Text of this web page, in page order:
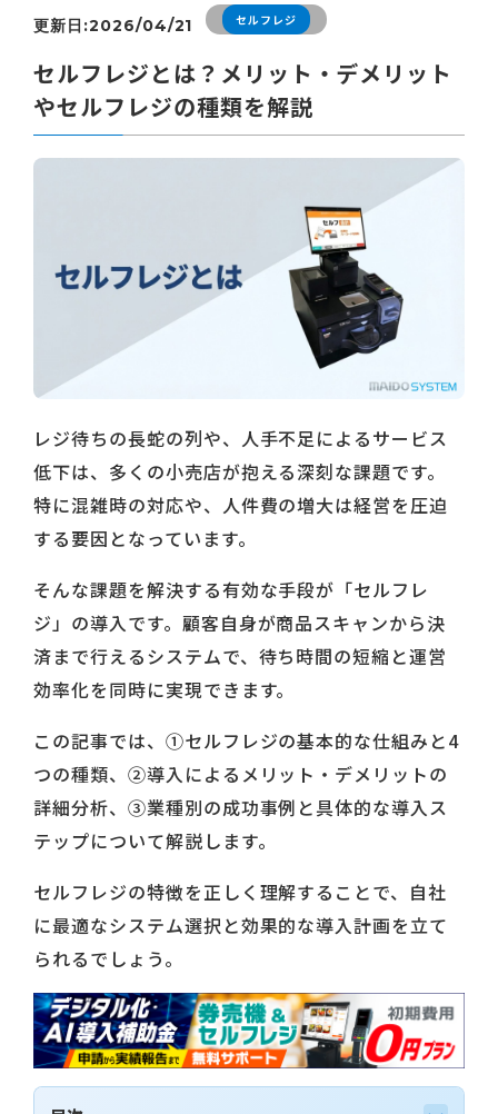
更新日:2026/04/21 セルフレジ
セルフレジとは？メリット・デメリット
やセルフレジの種類を解説
レジ待ちの長蛇の列や、人手不足によるサービス
低下は、多くの小売店が抱える深刻な課題です。
特に混雑時の対応や、人件費の増大は経営を圧迫
する要因となっています。
そんな課題を解決する有効な手段が「セルフレ
ジ」の導入です。顧客自身が商品スキャンから決
済まで行えるシステムで、待ち時間の短縮と運営
効率化を同時に実現できます。
この記事では、①セルフレジの基本的な仕組みと4
つの種類、②導入によるメリット・デメリットの
詳細分析、③業種別の成功事例と具体的な導入ス
テップについて解説します。
セルフレジの特徴を正しく理解することで、自社
に最適なシステム選択と効果的な導入計画を立て
られるでしょう。